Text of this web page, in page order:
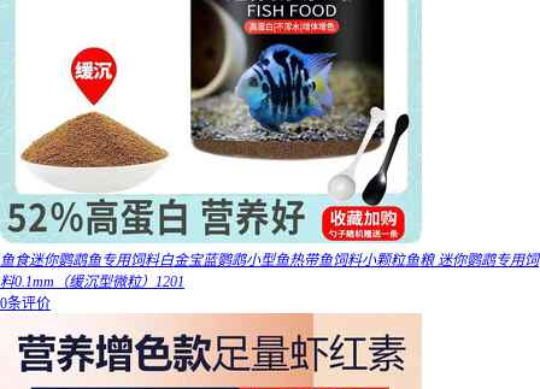
鱼食迷你鹦鹉鱼专用饲料白金宝蓝鹦鹉小型鱼热带鱼饲料小颗粒鱼粮 迷你鹦鹉专用饲
料0.1mm（缓沉型微粒）1201
0条评价